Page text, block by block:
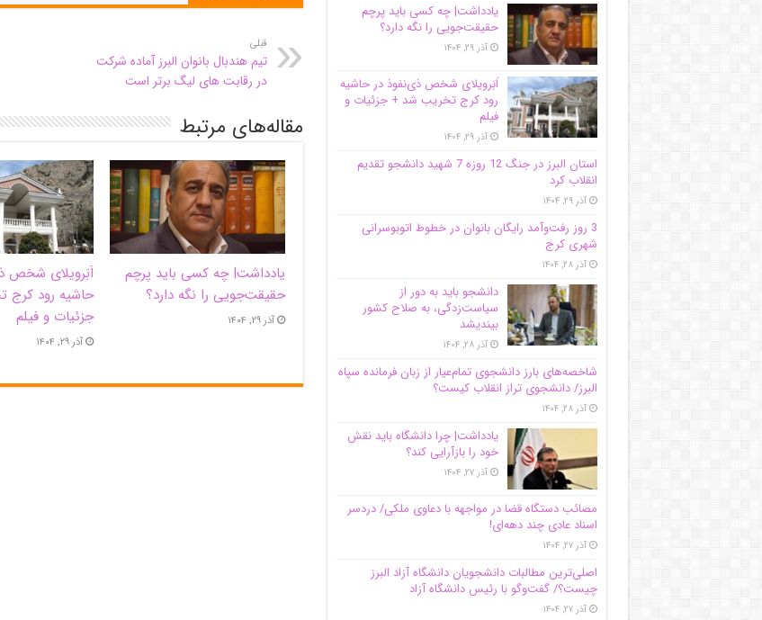
قبلی
تیم هندبال بانوان البرز آماده شرکت
در رقابت های لیگ برتر است
مقاله‌های مرتبط
یادداشت| ‌چه کسی باید پرچم
حقیقت‌جویی را نگه دارد؟
آذر ۲۹, ۱۴۰۴
اَبَر‌ویلای شخص
حاشیه‌ رود
جزئیات و فیلم
آذر ۲۹, ۱۴۰۴
یادداشت| ‌چه کسی باید پرچم
حقیقت‌جویی را نگه دارد؟
آذر ۲۹, ۱۴۰۴
اَبَر‌ویلای شخص ذی‌نفوذ در حاشیه‌
رود کرج تخریب شد + جزئیات و
فیلم
آذر ۲۹, ۱۴۰۴
استان البرز در جنگ 12 روزه 7 شهید دانشجو تقدیم
انقلاب کرد
آذر ۲۹, ۱۴۰۴
3 روز رفت‌وآمد رایگان بانوان در خطوط اتوبوسرانی
شهری کرج
آذر ۲۸, ۱۴۰۴
دانشجو باید به دور از
سیاست‌زدگی، به صلاح کشور
بیندیشد
آذر ۲۸, ۱۴۰۴
شاخصه‌های بارز دانشجوی تمام‌عیار از زبان فرمانده سپاه
البرز/ دانشجوی تراز انقلاب کیست؟
آذر ۲۸, ۱۴۰۴
یادداشت| چرا دانشگاه باید نقش
خود را بازآرایی کند؟
آذر ۲۷, ۱۴۰۴
مصائب دستگاه قضا در مواجهه با دعاوی ملکی/ دردسر
اسناد عادی چند‌ دهه‌ای!
آذر ۲۷, ۱۴۰۴
اصلی‌ترین مطالبات دانشجویان دانشگاه آزاد البرز
چیست؟/ گفت‌وگو با رئیس دانشگاه آز‌اد
آذر ۲۷, ۱۴۰۴